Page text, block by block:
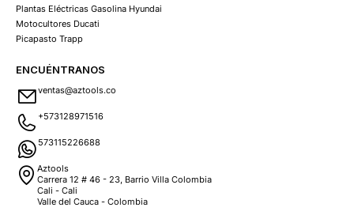
Plantas Eléctricas Gasolina Hyundai
Motocultores Ducati
Picapasto Trapp
ENCUÉNTRANOS
ventas@aztools.co
+573128971516
573115226688
Aztools
Carrera 12 # 46 - 23, Barrio Villa Colombia
Cali - Cali
Valle del Cauca - Colombia